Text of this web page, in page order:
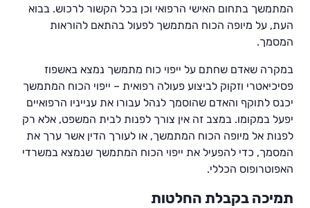
המתמשך בתחום האישי הרפואי וכן בכל הקשור לרכוש. בבוא
העת, על מיופה הכוח המתמשך לפעול בהתאם להוראות
המסמך.
במקרה שאדם שחתם על ייפוי כוח מתמשך נמצא באשפוז
פסיכיאטרי וזקוק לביצוע פעולה רפואית – ייפוי הכוח המתמשך
יכנס לתוקף והאדם שהוסמך לנהל עבורו את ענייניו הרפואיים
יפעל במקומו. במצב זה אין צורך לפנות לבית המשפט, אלא רק
לפנות אל מיופה הכוח המתמשך, או לעורך הדין אשר ערך את
המסמך, כדי להפעיל את ייפוי הכוח המתמשך שנמצא במשרדי
האפוטרופוס הכללי.
תמיכה בקבלת החלטות